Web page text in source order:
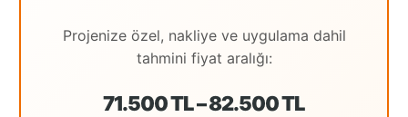
Projenize özel, nakliye ve uygulama dahil
tahmini fiyat aralığı:
71.500 TL – 82.500 TL
Houston